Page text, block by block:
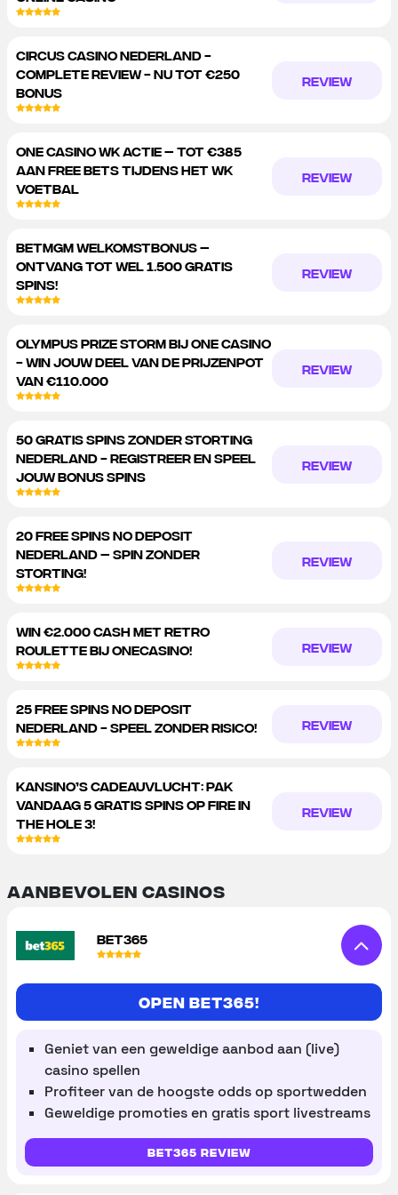
CIRCUS CASINO NEDERLAND -
COMPLETE REVIEW - NU TOT €250
BONUS
REVIEW
ONE CASINO WK ACTIE – TOT €385
AAN FREE BETS TIJDENS HET WK
VOETBAL
REVIEW
BETMGM WELKOMSTBONUS –
ONTVANG TOT WEL 1.500 GRATIS
SPINS!
REVIEW
OLYMPUS PRIZE STORM BIJ ONE CASINO
- WIN JOUW DEEL VAN DE PRIJZENPOT
VAN €110.000
REVIEW
50 GRATIS SPINS ZONDER STORTING
NEDERLAND - REGISTREER EN SPEEL
JOUW BONUS SPINS
REVIEW
20 FREE SPINS NO DEPOSIT
NEDERLAND – SPIN ZONDER
STORTING!
REVIEW
WIN €2.000 CASH MET RETRO
ROULETTE BIJ ONECASINO!
REVIEW
25 FREE SPINS NO DEPOSIT
NEDERLAND - SPEEL ZONDER RISICO!
REVIEW
KANSINO’S CADEAUVLUCHT: PAK
VANDAAG 5 GRATIS SPINS OP FIRE IN
THE HOLE 3!
REVIEW
Aanbevolen Casinos
BET365
Open Bet365!
Geniet van een geweldige aanbod aan (live)
casino spellen
Profiteer van de hoogste odds op sportwedden
Geweldige promoties en gratis sport livestreams
Bet365 review